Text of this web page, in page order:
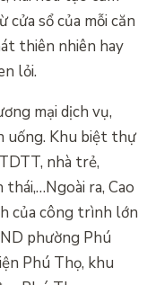
cửa sổ của mỗi căn
thiên nhiên hay
lỏi.
mại dịch vụ,
uống. Khu biệt thự
nhà trẻ,
ra, Cao
của công trình lớn
phường Phú
Phú Thọ, khu